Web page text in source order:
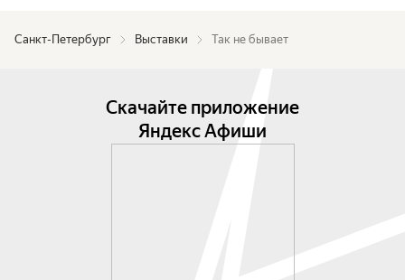
Санкт-Петербург Выставки Так не бывает
Скачайте приложение
Яндекс Афиши